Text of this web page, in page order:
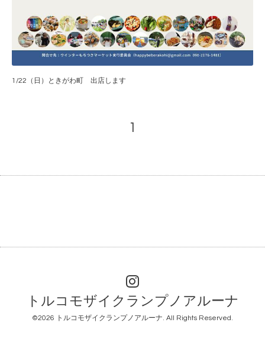
1/22（日）ときがわ町 出店します
1
トルコモザイクランプノアルーナ
©2026 トルコモザイクランプノアルーナ. All Rights Reserved.